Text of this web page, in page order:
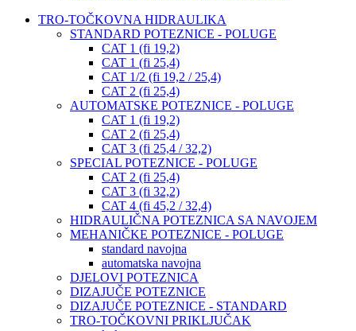
TRO-TOČKOVNA HIDRAULIKA
STANDARD POTEZNICE - POLUGE
CAT 1 (fi 19,2)
CAT 1 (fi 25,4)
CAT 1/2 (fi 19,2 / 25,4)
CAT 2 (fi 25,4)
AUTOMATSKE POTEZNICE - POLUGE
CAT 1 (fi 19,2)
CAT 2 (fi 25,4)
CAT 3 (fi 25,4 / 32,2)
SPECIAL POTEZNICE - POLUGE
CAT 2 (fi 25,4)
CAT 3 (fi 32,2)
CAT 4 (fi 45,2 / 32,4)
HIDRAULIČNA POTEZNICA SA NAVOJEM
MEHANIČKE POTEZNICE - POLUGE
standard navojna
automatska navojna
DJELOVI POTEZNICA
DIZAJUČE POTEZNICE
DIZAJUČE POTEZNICE - STANDARD
TRO-TOČKOVNI PRIKLJUČAK